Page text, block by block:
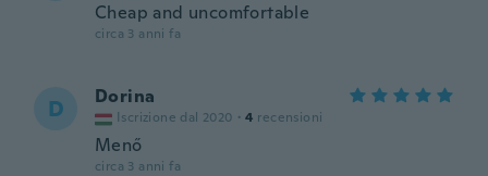
Cheap and uncomfortable
circa 3 anni fa
D Dorina
Iscrizione dal 2020 · 4 recensioni
Menő
circa 3 anni fa